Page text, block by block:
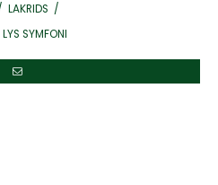
LAKRIDS /
SYMFONI